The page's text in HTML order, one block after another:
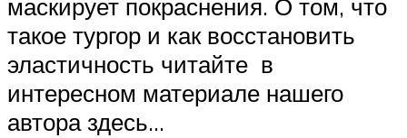
маскирует покраснения. О том, что
такое тургор и как восстановить
эластичность читайте в
интересном материале нашего
автора здесь…